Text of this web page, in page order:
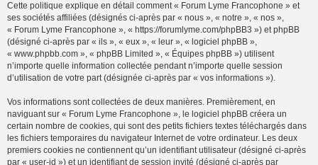
Cette politique explique en détail comment « Forum Lyme Francophone » et
ses sociétés affiliées (désignés ci-après par « nous », « notre », « nos »,
« Forum Lyme Francophone », « https://forumlyme.com/phpBB3 ») et phpBB
(désigné ci-après par « ils », « eux », « leur », « logiciel phpBB »,
« www.phpbb.com », « phpBB Limited », « Équipes phpBB ») utilisent
n’importe quelle information collectée pendant n’importe quelle session
d’utilisation de votre part (désignée ci-après par « vos informations »).
Vos informations sont collectées de deux manières. Premièrement, en
naviguant sur « Forum Lyme Francophone », le logiciel phpBB créera un
certain nombre de cookies, qui sont des petits fichiers textes téléchargés dans
les fichiers temporaires du navigateur Internet de votre ordinateur. Les deux
premiers cookies ne contiennent qu’un identifiant utilisateur (désigné ci-après
par « user-id ») et un identifiant de session invité (désigné ci-après par